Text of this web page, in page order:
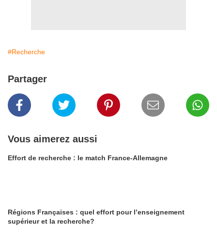
#Recherche
Partager
Vous aimerez aussi
Effort de recherche : le match France-Allemagne
Régions Françaises : quel effort pour l’enseignement
supérieur et la recherche?